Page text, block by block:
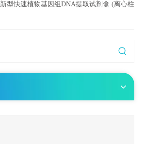
新型快速植物基因组DNA提取试剂盒 (离心柱